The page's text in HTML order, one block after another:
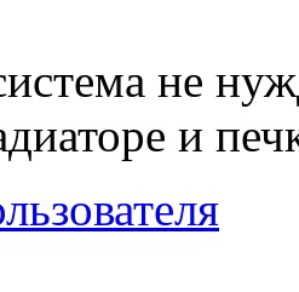
не
и